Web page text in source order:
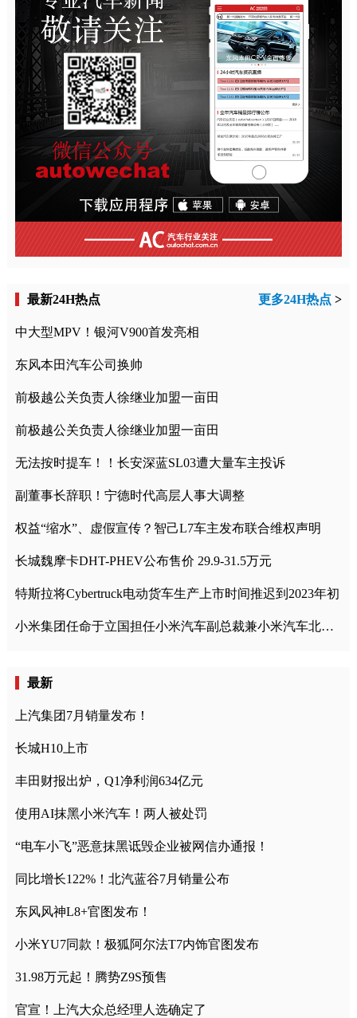
最新24H热点 更多24H热点 >
中大型MPV！银河V900首发亮相
东风本田汽车公司换帅
前极越公关负责人徐继业加盟一亩田
前极越公关负责人徐继业加盟一亩田
无法按时提车！！长安深蓝SL03遭大量车主投诉
副董事长辞职！宁德时代高层人事大调整
权益“缩水”、虚假宣传？智己L7车主发布联合维权声明
长城魏摩卡DHT-PHEV公布售价 29.9-31.5万元
特斯拉将Cybertruck电动货车生产上市时间推迟到2023年初
小米集团任命于立国担任小米汽车副总裁兼小米汽车北京总部政委
最新
上汽集团7月销量发布！
长城H10上市
丰田财报出炉，Q1净利润634亿元
使用AI抹黑小米汽车！两人被处罚
“电车小飞”恶意抹黑诋毁企业被网信办通报！
同比增长122%！北汽蓝谷7月销量公布
东风风神L8+官图发布！
小米YU7同款！极狐阿尔法T7内饰官图发布
31.98万元起！腾势Z9S预售
官宣！上汽大众总经理人选确定了